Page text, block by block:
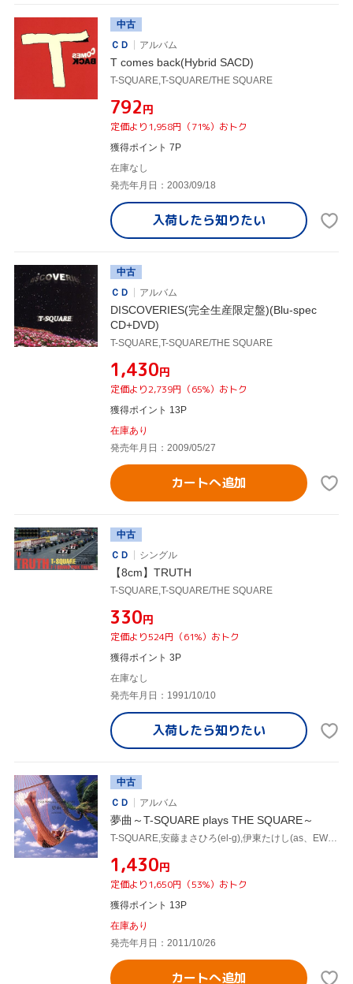
中古
ＣＤ
アルバム
T comes back(Hybrid SACD)
T-SQUARE,T-SQUARE/THE SQUARE
¥792円
定価より1,958円（71%）おトク
獲得ポイント 7P
在庫なし
発売年月日：2003/09/18
入荷したら知りたい
中古
ＣＤ
アルバム
DISCOVERIES(完全生産限定盤)(Blu-spec
CD+DVD)
T-SQUARE,T-SQUARE/THE SQUARE
¥1,430円
定価より2,739円（65%）おトク
獲得ポイント 13P
在庫あり
発売年月日：2009/05/27
カートへ追加
中古
ＣＤ
シングル
【8cm】TRUTH
T-SQUARE,T-SQUARE/THE SQUARE
¥330円
定価より524円（61%）おトク
獲得ポイント 3P
在庫なし
発売年月日：1991/10/10
入荷したら知りたい
中古
ＣＤ
アルバム
夢曲～T-SQUARE plays THE SQUARE～
T-SQUARE,安藤まさひろ(el-g),伊東たけし(as、EWI、fl),河野啓三(ac-p、key、prog),坂東慧(ds),田中豊雪(el-b),田中晋吾(el-b),T-SQUARE/THE SQUARE
¥1,430円
定価より1,650円（53%）おトク
獲得ポイント 13P
在庫あり
発売年月日：2011/10/26
カートへ追加